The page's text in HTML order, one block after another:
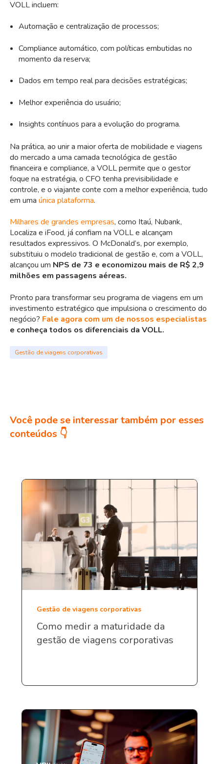
VOLL incluem:
Automação e centralização de processos;
Compliance automático, com políticas embutidas no
momento da reserva;
Dados em tempo real para decisões estratégicas;
Melhor experiência do usuário;
Insights contínuos para a evolução do programa.
Na prática, ao unir a maior oferta de mobilidade e viagens
do mercado a uma camada tecnológica de gestão
financeira e compliance, a VOLL permite que o gestor
foque na estratégia, o CFO tenha previsibilidade e
controle, e o viajante conte com a melhor experiência, tudo
em uma única plataforma.
Milhares de grandes empresas, como Itaú, Nubank,
Localiza e iFood, já confiam na VOLL e alcançam
resultados expressivos. O McDonald’s, por exemplo,
substituiu o modelo tradicional de gestão e, com a VOLL,
alcançou um NPS de 73 e economizou mais de R$ 2,9
milhões em passagens aéreas.
Pronto para transformar seu programa de viagens em um
investimento estratégico que impulsiona o crescimento do
negócio? Fale agora com um de nossos especialistas
e conheça todos os diferenciais da VOLL.
Gestão de viagens corporativas
Você pode se interessar também por esses
conteúdos 👇
Gestão de viagens corporativas
Como medir a maturidade da
gestão de viagens corporativas